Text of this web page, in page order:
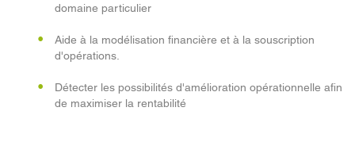
domaine particulier
Aide à la modélisation financière et à la souscription
d'opérations.
Détecter les possibilités d'amélioration opérationnelle afin
de maximiser la rentabilité